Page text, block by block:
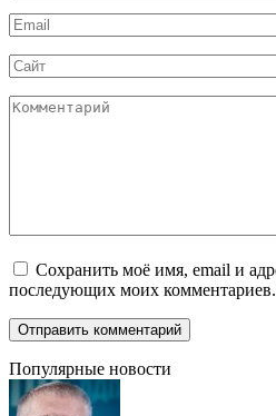
Email
*
Сайт
Комментарий
Сохранить моё имя, email и
последующих моих комментариев.
Популярные новости